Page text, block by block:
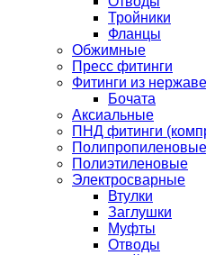
Тройники
Фланцы
Обжимные
Пресс фитинги
Фитинги из
Бочата
Аксиальные
ПНД фитинги
Полипропиленовые
Полиэтиленовые
Электросварные
Втулки
Заглушки
Муфты
Отводы